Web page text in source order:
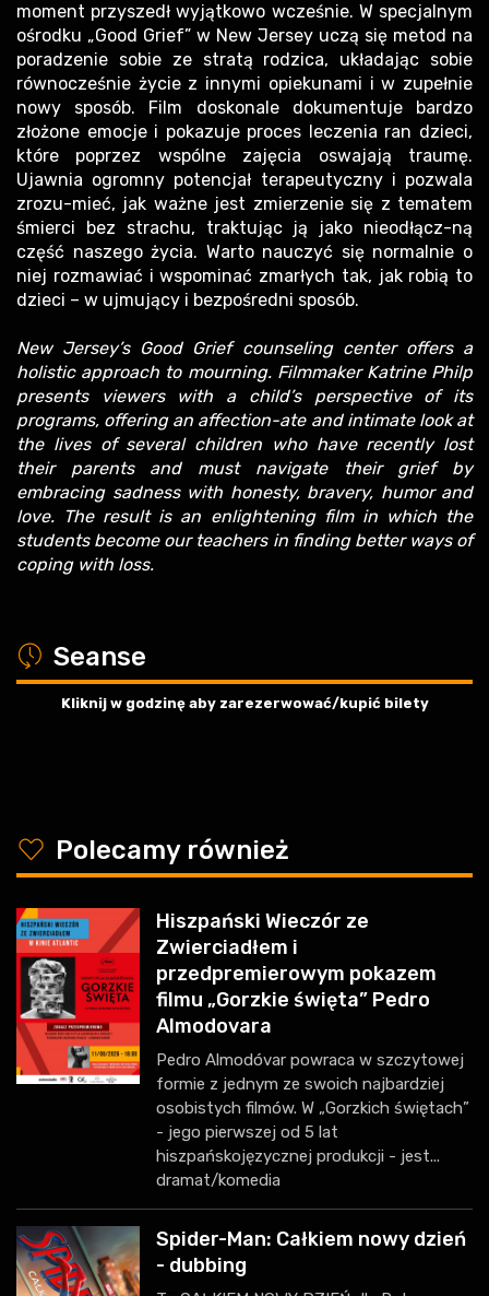
moment przyszedł wyjątkowo wcześnie. W specjalnym
ośrodku „Good Grief” w New Jersey uczą się metod na
poradzenie sobie ze stratą rodzica, układając sobie
równocześnie życie z innymi opiekunami i w zupełnie
nowy sposób. Film doskonale dokumentuje bardzo
złożone emocje i pokazuje proces leczenia ran dzieci,
które poprzez wspólne zajęcia oswajają traumę.
Ujawnia ogromny potencjał terapeutyczny i pozwala
zrozu-mieć, jak ważne jest zmierzenie się z tematem
śmierci bez strachu, traktując ją jako nieodłącz-ną
część naszego życia. Warto nauczyć się normalnie o
niej rozmawiać i wspominać zmarłych tak, jak robią to
dzieci – w ujmujący i bezpośredni sposób.
New Jersey’s Good Grief counseling center offers a
holistic approach to mourning. Filmmaker Katrine Philp
presents viewers with a child’s perspective of its
programs, offering an affection-ate and intimate look at
the lives of several children who have recently lost
their parents and must navigate their grief by
embracing sadness with honesty, bravery, humor and
love. The result is an enlightening film in which the
students become our teachers in finding better ways of
coping with loss.
a Seanse
Kliknij w godzinę aby zarezerwować/kupić bilety
y Polecamy również
Hiszpański Wieczór ze
Zwierciadłem i
przedpremierowym pokazem
filmu „Gorzkie święta” Pedro
Almodovara
Pedro Almodóvar powraca w szczytowej
formie z jednym ze swoich najbardziej
osobistych filmów. W „Gorzkich świętach”
- jego pierwszej od 5 lat
hiszpańskojęzycznej produkcji - jest...
dramat/komedia
Spider-Man: Całkiem nowy dzień
- dubbing